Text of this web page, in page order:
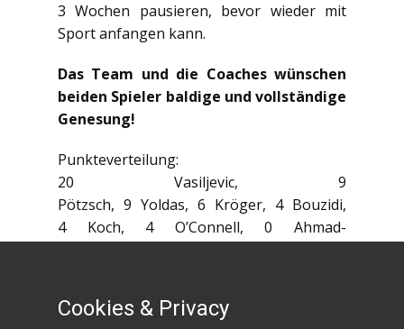
3 Wochen pausieren, bevor wieder mit
Sport anfangen kann.
Das Team und die Coaches wünschen
beiden Spieler baldige und vollständige
Genesung!
Punkteverteilung:
20 Vasiljevic, 9
Pötzsch, 9 Yoldas, 6 Kröger, 4 Bouzidi,
4 Koch, 4 O’Connell, 0 Ahmad-
Cookies & Privacy